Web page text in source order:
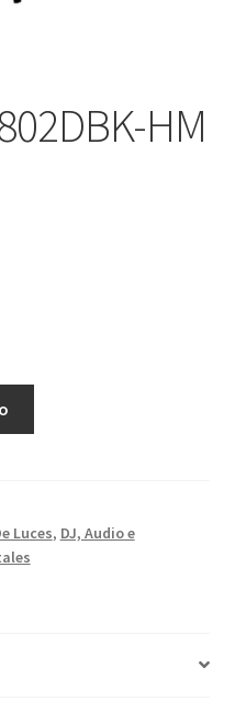
HM
Luces, DJ, Audio e